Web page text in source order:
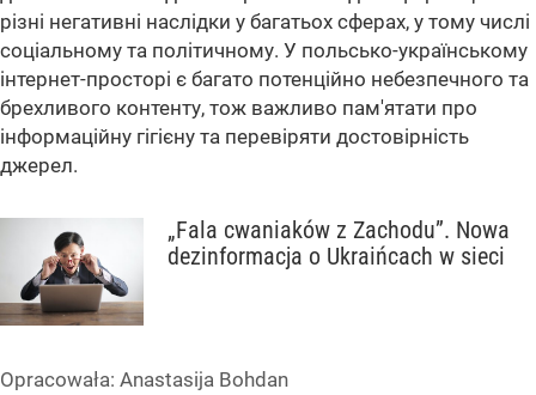
різні негативні наслідки у багатьох сферах, у тому числі
соціальному та політичному. У польсько-українському
інтернет-просторі є багато потенційно небезпечного та
брехливого контенту, тож важливо пам'ятати про
інформаційну гігієну та перевіряти достовірність
джерел.
„Fala cwaniaków z Zachodu”. Nowa
dezinformacja o Ukraińcach w sieci
Opracowała: Anastasija Bohdan